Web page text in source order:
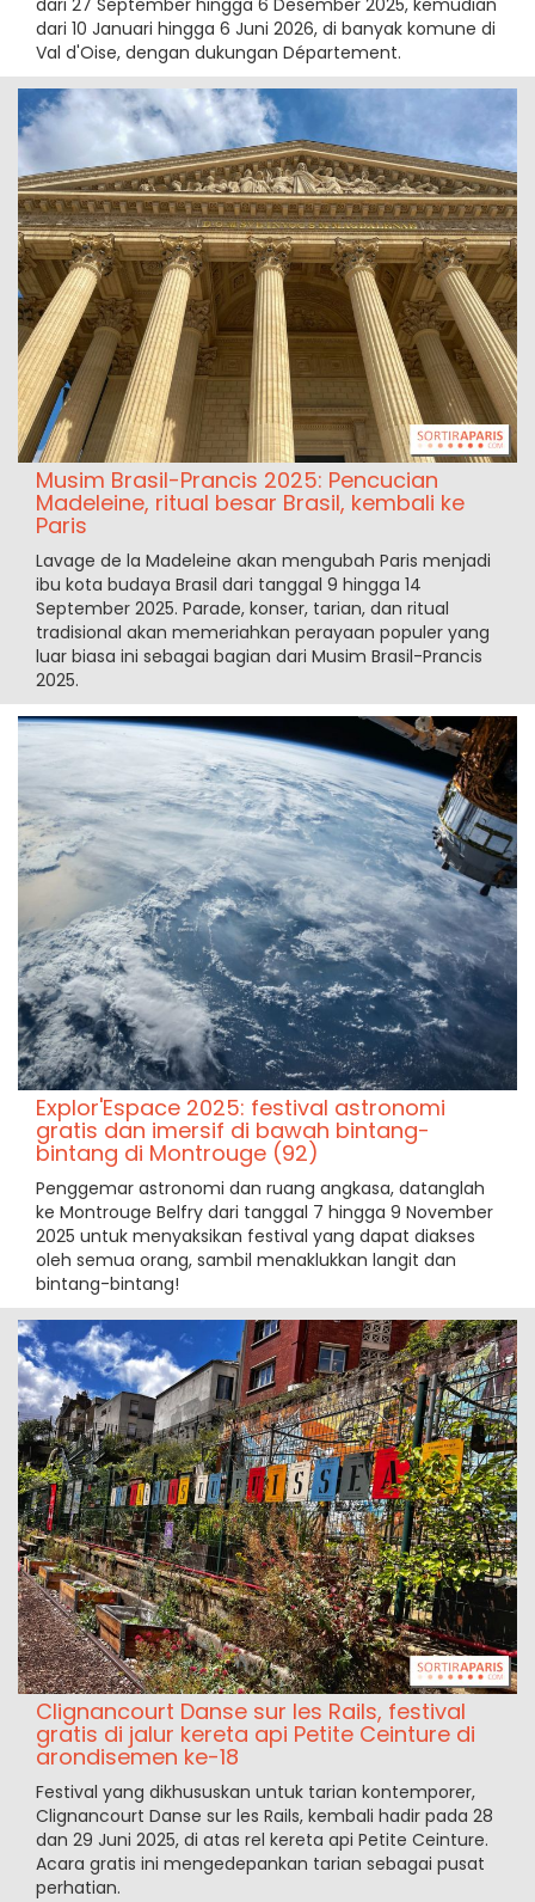
dari 10 Januari hingga 6 Juni 2026, di banyak komune di
Val d'Oise, dengan dukungan Département.
Musim Brasil-Prancis 2025: Pencucian
Madeleine, ritual besar Brasil, kembali ke
Paris
Lavage de la Madeleine akan mengubah Paris menjadi
ibu kota budaya Brasil dari tanggal 9 hingga 14
September 2025. Parade, konser, tarian, dan ritual
tradisional akan memeriahkan perayaan populer yang
luar biasa ini sebagai bagian dari Musim Brasil-Prancis
2025.
Explor'Espace 2025: festival astronomi
gratis dan imersif di bawah bintang-
bintang di Montrouge (92)
Penggemar astronomi dan ruang angkasa, datanglah
ke Montrouge Belfry dari tanggal 7 hingga 9 November
2025 untuk menyaksikan festival yang dapat diakses
oleh semua orang, sambil menaklukkan langit dan
bintang-bintang!
Clignancourt Danse sur les Rails, festival
gratis di jalur kereta api Petite Ceinture di
arondisemen ke-18
Festival yang dikhususkan untuk tarian kontemporer,
Clignancourt Danse sur les Rails, kembali hadir pada 28
dan 29 Juni 2025, di atas rel kereta api Petite Ceinture.
Acara gratis ini mengedepankan tarian sebagai pusat
perhatian.